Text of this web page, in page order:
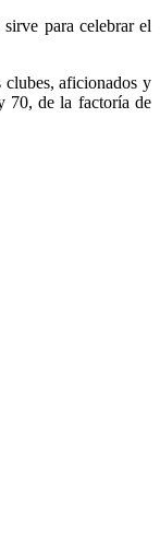
para celebrar el
clubes, aficionados y
70, de la factoría de